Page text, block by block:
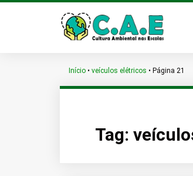
Início • veículos elétricos • Página 21
Tag: